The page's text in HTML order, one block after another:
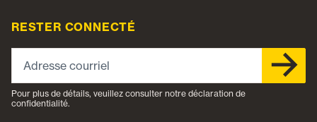
RESTER CONNECTÉ
Adresse courriel
Pour plus de détails, veuillez consulter notre déclaration de
confidentialité.